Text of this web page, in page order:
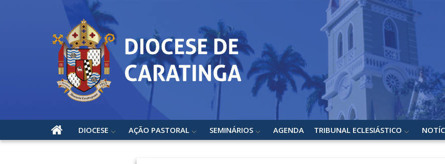
DIOCESE AÇÃO PASTORAL SEMINÁRIOS AGENDA TRIBUNAL ECLESIÁSTICO